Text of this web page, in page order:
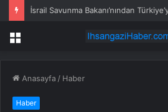
Menü
Anasayfa / Haber
Haber